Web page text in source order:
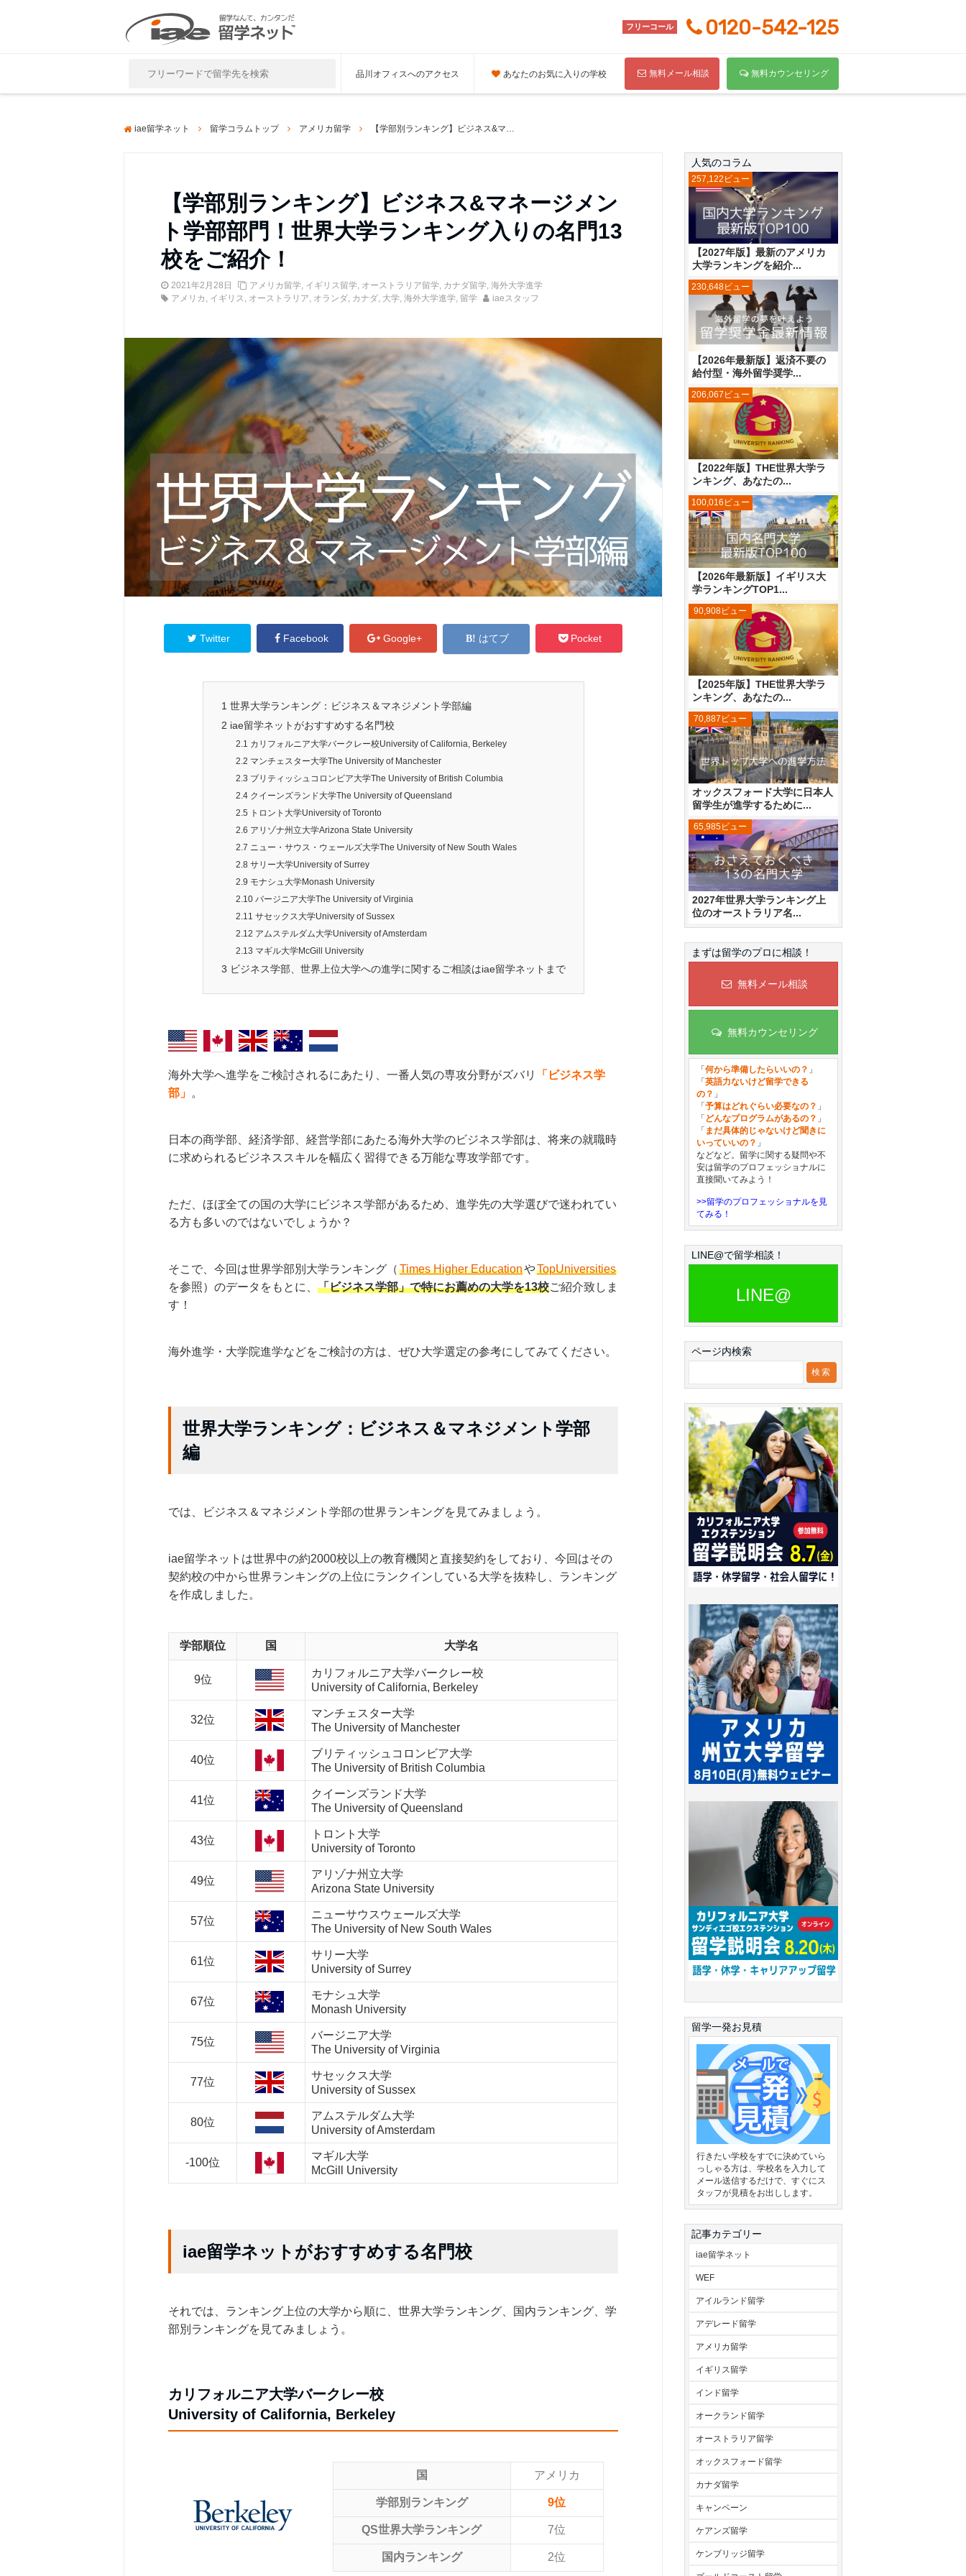
フリーコール 0120-542-125
品川オフィスへのアクセス あなたのお気に入りの学校 無料メール相談 無料カウンセリング
iae留学ネット 留学コラムトップ アメリカ留学 【学部別ランキング】ビジネス&マネージメント学部部門！世界大学ランキング入りの名門13校をご紹介！
【学部別ランキング】ビジネス&マネージメン
ト学部部門！世界大学ランキング入りの名門13
校をご紹介！
2021年2月28日 アメリカ留学, イギリス留学, オーストラリア留学, カナダ留学, 海外大学進学
アメリカ , イギリス, オーストラリア, オランダ, カナダ, 大学, 海外大学進学, 留学 iaeスタッフ
Twitter Facebook Google+ はてブ Pocket
1 世界大学ランキング：ビジネス＆マネジメント学部編
2 iae留学ネットがおすすめする名門校
2.1 カリフォルニア大学バークレー校University of California, Berkeley
2.2 マンチェスター大学The University of Manchester
2.3 ブリティッシュコロンビア大学The University of British Columbia
2.4 クイーンズランド大学The University of Queensland
2.5 トロント大学University of Toronto
2.6 アリゾナ州立大学Arizona State University
2.7 ニュー・サウス・ウェールズ大学The University of New South Wales
2.8 サリー大学University of Surrey
2.9 モナシュ大学Monash University
2.10 バージニア大学The University of Virginia
2.11 サセックス大学University of Sussex
2.12 アムステルダム大学University of Amsterdam
2.13 マギル大学McGill University
3 ビジネス学部、世界上位大学への進学に関するご相談はiae留学ネットまで
海外大学へ進学をご検討されるにあたり、一番人気の専攻分野がズバリ
「ビジネス学
部」 。
日本の商学部、経済学部、経営学部にあたる海外大学のビジネス学部は、将来の就職時
に求められるビジネススキルを幅広く習得できる万能な専攻学部です。
ただ、ほぼ全ての国の大学にビジネス学部があるため、進学先の大学選びで迷われてい
る方も多いのではないでしょうか？
そこで、今回は世界学部別大学ランキング（ Times Higher EducationやTopUniversities
を参照）のデータをもとに、 「ビジネス学部」で特にお薦めの大学を13校ご紹介致しま
す！
海外進学・大学院進学などをご検討の方は、ぜひ大学選定の参考にしてみてください。
世界大学ランキング：ビジネス＆マネジメント学部
編
では、ビジネス＆マネジメント学部の世界ランキングを見てみましょう。
iae留学ネットは世界中の約2000校以上の教育機関と直接契約をしており、今回はその
契約校の中から世界ランキングの上位にランクインしている大学を抜粋し、ランキング
を作成しました。
学部順位 国 大学名
9位
カリフォルニア大学バークレー校
University of California, Berkeley
32位
マンチェスター大学
The University of Manchester
40位
ブリティッシュコロンビア大学
The University of British Columbia
41位
クイーンズランド大学
The University of Queensland
43位
トロント大学
University of Toronto
49位
アリゾナ州立大学
Arizona State University
57位
ニューサウスウェールズ大学
The University of New South Wales
61位
サリー大学
University of Surrey
67位
モナシュ大学
Monash University
75位
バージニア大学
The University of Virginia
77位
サセックス大学
University of Sussex
80位
アムステルダム大学
University of Amsterdam
-100位
マギル大学
McGill University
iae留学ネットがおすすめする名門校
それでは、ランキング上位の大学から順に、世界大学ランキング、国内ランキング、学
部別ランキングを見てみましょう。
カリフォルニア大学バークレー校
University of California, Berkeley
国 アメリカ
学部別ランキング 9位
QS世界大学ランキング 7位
国内ランキング 2位
人気のコラム
【2027年版】最新のアメリカ
大学ランキングを紹介...
257,122ビュー
【2026年最新版】返済不要の
給付型・海外留学奨学...
230,648ビュー
【2022年版】THE世界大学ラ
ンキング、あなたの...
206,067ビュー
【2026年最新版】イギリス大
学ランキングTOP1...
100,016ビュー
【2025年版】THE世界大学ラ
ンキング、あなたの...
90,908ビュー
オックスフォード大学に日本人
留学生が進学するために...
70,887ビュー
2027年世界大学ランキング上
位のオーストラリア名...
65,985ビュー
まずは留学のプロに相談！
無料メール相談
無料カウンセリング
「 何から準備したらいいの？ 」
「 英語力ないけど留学できる
の？ 」
「 予算はどれぐらい必要なの？ 」
「 どんなプログラムがあるの？ 」
「 まだ具体的じゃないけど聞きに
いっていいの？ 」
などなど。留学に関する疑問や不
安は留学のプロフェッショナルに
直接聞いてみよう！
>>留学のプロフェッショナルを見
てみる！
LINE@で留学相談！
LINE@
ページ内検索
留学一発お見積
行きたい学校をすでに決めていら
っしゃる方は、学校名を入力して
メール送信するだけで、すぐにス
タッフが見積をお出しします。
記事カテゴリー
iae留学ネット
WEF
アイルランド留学
アデレード留学
アメリカ留学
イギリス留学
インド留学
オークランド留学
オーストラリア留学
オックスフォード留学
カナダ留学
キャンペーン
ケアンズ留学
ケンブリッジ留学